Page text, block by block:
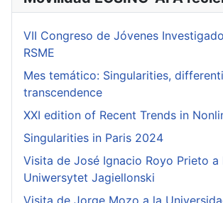
VII Congreso de Jóvenes
RSME
Mes temático: Singularities,
transcendence
XXI edition of Recent Trends in
Singularities in Paris 2024
Visita de José Ignacio Royo Prieto a
Uniwersytet Jagiellonski